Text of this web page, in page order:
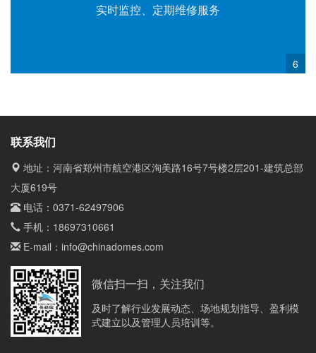
实时监控、定期维修服务
6
联系我们
地址：河南省郑州市航空港区洵美路16号7号楼2层201-建筑总部
大厦619号
电话： 0371-62497906
手机： 18697310661
E-mail： info@chinadomes.com
微信扫一扫，关注我们
及时了解行业发展动态、场地规划指导、盈利模
式建立以及管理人员培训等。